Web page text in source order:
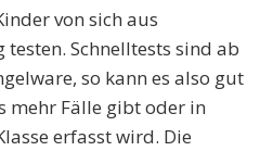
von sich aus
testen. Schnelltests sind ab
so kann es also gut
mehr Fälle gibt oder in
erfasst wird. Die